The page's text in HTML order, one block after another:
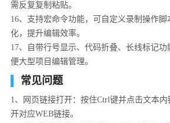
需反复复制粘贴。
16、支持宏命令功能，可自定义录制操作
化，提升编辑效率。
17、自带行号显示、代码折叠、长线标记
便大型项目编辑管理。
常见问题
1、网页链接打开：按住Ctrl键并点击文本内
开对应WEB链接。